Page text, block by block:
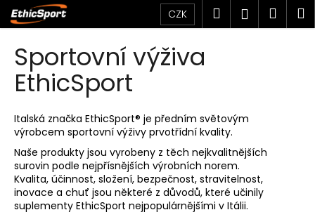
Přejít
na
obsah
CZK Hledat
Sportovní výživa
EthicSport
Italská značka EthicSport® je předním světovým
výrobcem sportovní výživy prvotřídní kvality.
Naše produkty jsou vyrobeny z těch nejkvalitnějších
surovin podle nejpřísnějších výrobních norem.
Kvalita, účinnost, složení, bezpečnost, stravitelnost,
inovace a chuť jsou některé z důvodů, které učinily
suplementy EthicSport nejpopulárnějšími v Itálii.
o
C
o
p
o
t
ř
e
b